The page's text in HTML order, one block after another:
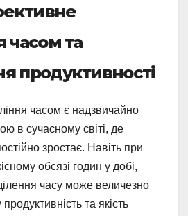
часом та
продуктивності
часом є надзвичайно
в сучасному світі, де
зростає. Навіть при
обсязі годин у добі,
часу може величезно
та якість